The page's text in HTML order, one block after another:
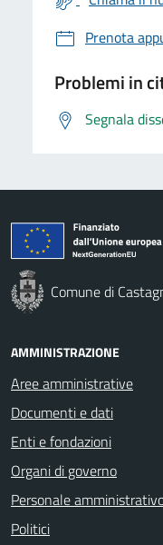
Prenota
Problemi in
Segnala
Comune di
AMMINISTRAZIONE
Aree amministrative
Documenti e dati
Enti e fondazioni
Organi di governo
Personale
Politici